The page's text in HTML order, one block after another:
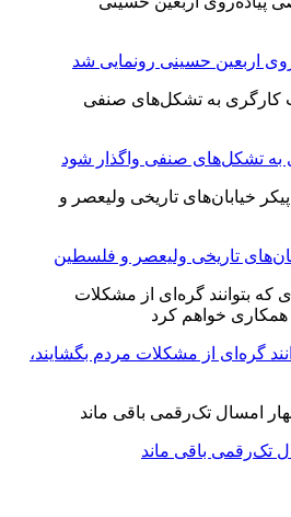
اربعین حسینی رونمایی شد
به تشکل‌های صنفی واگذار شود
تاریخی ولیعصر و فلسطین
گره‌ای از مشکلات مردم بگشایند،
تک‌رقمی باقی ماند